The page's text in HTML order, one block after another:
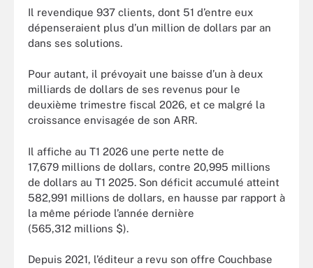
Il revendique 937 clients, dont 51 d’entre eux
dépenseraient plus d’un million de dollars par an
dans ses solutions.
Pour autant, il prévoyait une baisse d’un à deux
milliards de dollars de ses revenus pour le
deuxième trimestre fiscal 2026, et ce malgré la
croissance envisagée de son ARR.
Il affiche au T1 2026 une perte nette de
17,679 millions de dollars, contre 20,995 millions
de dollars au T1 2025. Son déficit accumulé atteint
582,991 millions de dollars, en hausse par rapport à
la même période l’année dernière
(565,312 millions $).
Depuis 2021, l’éditeur a revu son offre Couchbase